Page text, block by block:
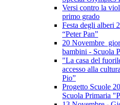
Versi contro la
primo grado
Festa degli alberi
“Peter Pan”
20 Novembre
bambini - Scuola
"La casa del
accesso alla
Pio”
Progetto Scuole
Scuola Primaria